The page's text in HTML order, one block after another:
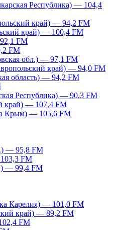
Республика) — 104,4
край) — 94,2 FM
край) — 100,4 FM
FM
FM
обл.) — 97,1 FM
край) — 94,0 FM
область) — 94,2 FM
Республика) — 90,3 FM
край) — 107,4 FM
Крым) — 105,6 FM
— 95,8 FM
FM
— 99,4 FM
Карелия) — 101,0 FM
край) — 89,2 FM
FM